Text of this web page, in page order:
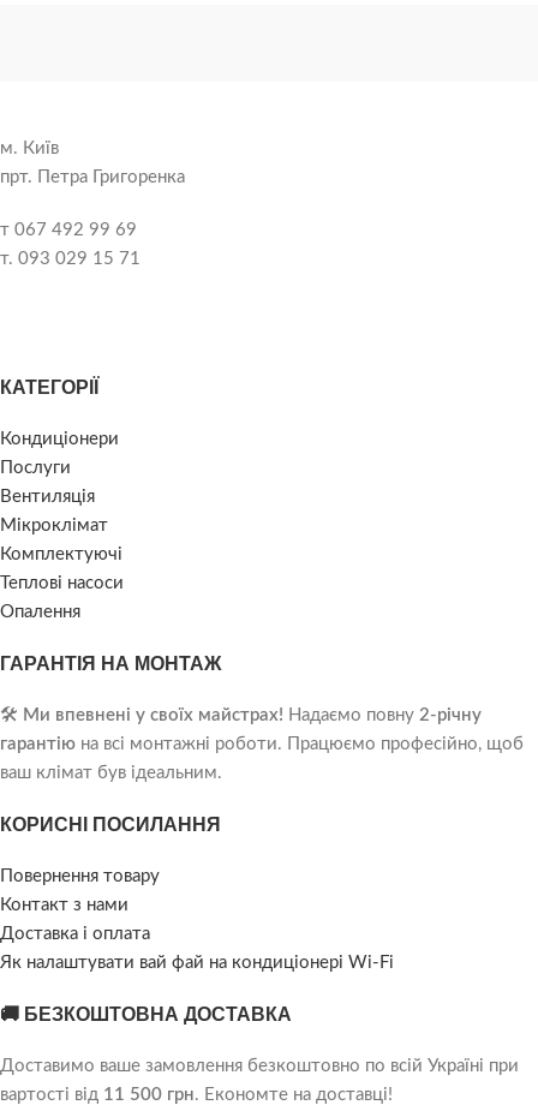
м. Київ
прт. Петра Григоренка
т 067 492 99 69
т. 093 029 15 71
КАТЕГОРІЇ
Кондиціонери
Послуги
Вентиляція
Мікроклімат
Комплектуючі
Теплові насоси
Опалення
ГАРАНТІЯ НА МОНТАЖ
🛠️ Ми впевнені у своїх майстрах! Надаємо повну 2-річну
гарантію на всі монтажні роботи. Працюємо професійно, щоб
ваш клімат був ідеальним.
КОРИСНІ ПОСИЛАННЯ
Повернення товару
Контакт з нами
Доставка і оплата
Як налаштувати вай фай на кондиціонері Wi-Fi
🚚 БЕЗКОШТОВНА ДОСТАВКА
Доставимо ваше замовлення безкоштовно по всій Україні при
вартості від 11 500 грн. Економте на доставці!